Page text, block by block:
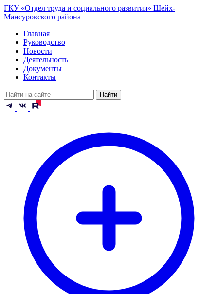
ГКУ «Отдел труда и социального развития» Шейх-
Мансуровского района
Главная
Руководство
Новости
Деятельность
Документы
Контакты
Найти